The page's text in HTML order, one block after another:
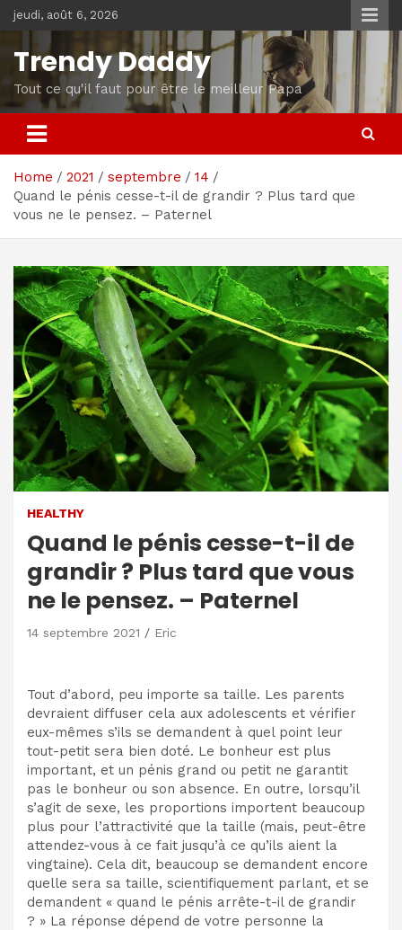
Skip
to
content
jeudi, août 6, 2026
Trendy Daddy
Tout ce qu'il faut pour être le meilleur Papa
Home 2021 septembre
14
Quand le pénis cesse-t-il de grandir ? Plus tard que
vous ne le pensez. – Paternel
HEALTHY
Quand le pénis cesse-t-il de
grandir ? Plus tard que vous
ne le pensez. – Paternel
14 septembre 2021 Eric
Tout d’abord, peu importe sa taille. Les parents
devraient diffuser cela aux adolescents et vérifier
eux-mêmes s’ils se demandent à quel point leur
tout-petit sera bien doté. Le bonheur est plus
important, et un pénis grand ou petit ne garantit
pas le bonheur ou son absence. En outre, lorsqu’il
s’agit de sexe, les proportions importent beaucoup
plus pour l’attractivité que la taille (mais, peut-être
attendez-vous à ce fait jusqu’à ce qu’ils aient la
vingtaine). Cela dit, beaucoup se demandent encore
quelle sera sa taille, scientifiquement parlant, et se
demandent « quand le pénis arrête-t-il de grandir
? » La réponse dépend de votre personne la